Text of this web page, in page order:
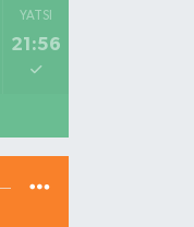
YATSI
21:56